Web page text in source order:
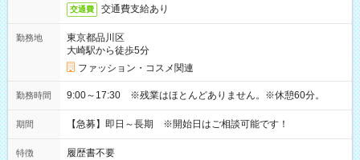
交通費 交通費支給あり
勤務地
東京都品川区
大崎駅から徒歩5分
ファッション・コスメ関連
勤務時間 9:00～17:30 ※残業はほとんどありません。※休憩60分。
期間 【急募】即日～長期 ※開始日はご相談可能です！
特徴 履歴書不要